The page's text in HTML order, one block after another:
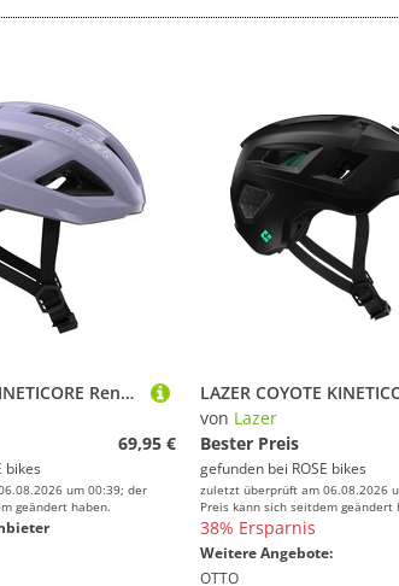
LAZER TONIC KINETICORE Rennradhelm
69,95 €
bikes
um 00:39; der
geändert haben.
von Lazer
Bester Preis
gefunden bei ROSE bikes
zuletzt überprüft am 06.08.2026
Preis kann sich seitdem geändert
38% Ersparnis
Weitere Angebote:
OTTO